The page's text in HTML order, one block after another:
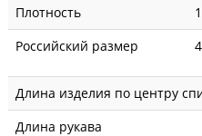
Плотность
Российский размер
Длина изделия по центру
Длина рукава